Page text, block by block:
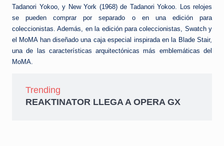
Tadanori Yokoo, y New York (1968) de Tadanori Yokoo. Los relojes
se pueden comprar por separado o en una edición para
coleccionistas. Además, en la edición para coleccionistas, Swatch y
el MoMA han diseñado una caja especial inspirada en la Blade Stair,
una de las características arquitectónicas más emblemáticas del
MoMA.
Trending
REAKTINATOR LLEGA A OPERA GX